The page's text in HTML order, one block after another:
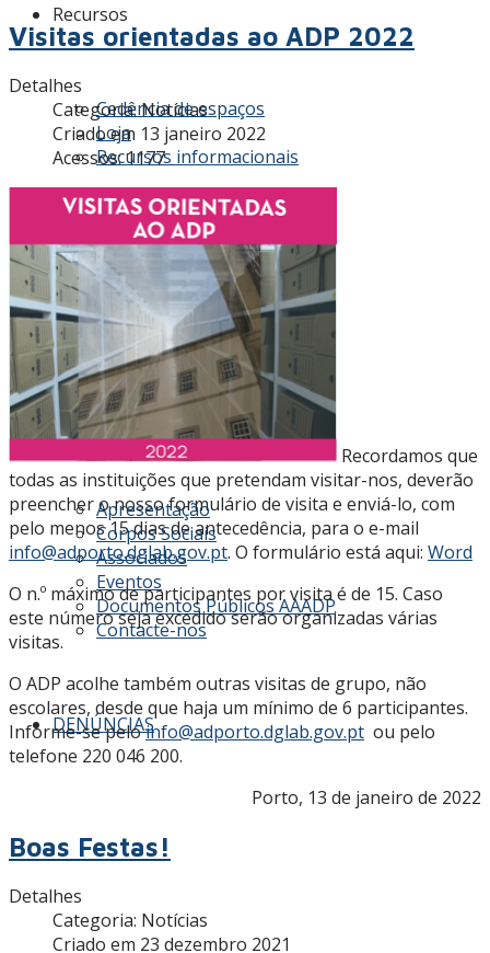
Recursos
Cedência de espaços
Loja
Recursos informacionais
Contactos
AAADP
Apresentação
Corpos Sociais
Associados
Eventos
Documentos Públicos AAADP
Contacte-nos
DENÚNCIAS
Visitas orientadas ao ADP 2022
Detalhes
Categoria:Notícias
Criado em 13 janeiro 2022
Acessos: 1177
Recordamos que
todas as instituições que pretendam visitar-nos, deverão
preencher o nosso formulário de visita e enviá-lo, com
pelo menos 15 dias de antecedência, para o e-mail
info@adporto.dglab.gov.pt. O formulário está aqui: Word
O n.º máximo de participantes por visita é de 15. Caso
este número seja excedido serão organizadas várias
visitas.
O ADP acolhe também outras visitas de grupo, não
escolares, desde que haja um mínimo de 6 participantes.
Informe-se peloinfo@adporto.dglab.gov.pt ou pelo
telefone 220 046 200.
Porto, 13 de janeiro de 2022
Boas Festas!
Detalhes
Categoria: Notícias
Criado em 23 dezembro 2021